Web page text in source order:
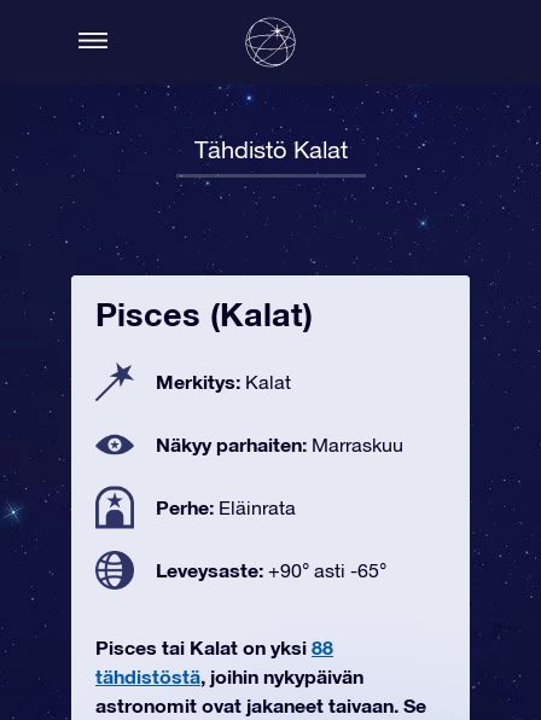
Tähdistö Kalat
Pisces (Kalat)
Merkitys: Kalat
Näkyy parhaiten: Marraskuu
Perhe: Eläinrata
Leveysaste: +90° asti -65°
Pisces tai Kalat on yksi 88
tähdistöstä, joihin nykypäivän
astronomit ovat jakaneet taivaan. Se